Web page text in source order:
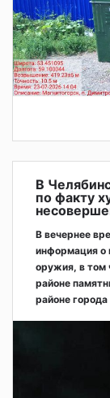
В
по факту
В вечернее
информация о
оружия, в том
районе
районе